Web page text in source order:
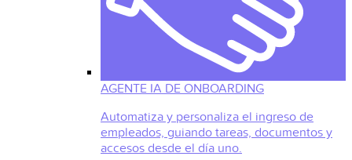
AGENTE IA DE ONBOARDING
Automatiza y personaliza el ingreso de
empleados, guiando tareas, documentos y
accesos desde el día uno.